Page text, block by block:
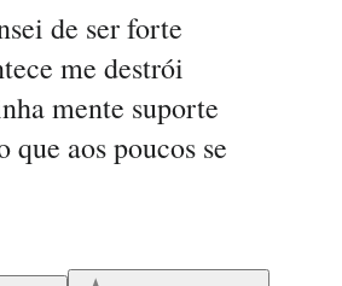
de ser forte
me destrói
mente suporte
que aos poucos se